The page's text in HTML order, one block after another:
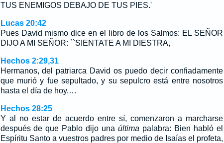
TUS ENEMIGOS DEBAJO DE TUS PIES.'
Lucas 20:42
Pues David mismo dice en el libro de los Salmos: EL SEÑOR
DIJO A MI SEÑOR: ``SIENTATE A MI DIESTRA,
Hechos 2:29,31
Hermanos, del patriarca David os puedo decir confiadamente
que murió y fue sepultado, y su sepulcro está entre nosotros
hasta el día de hoy.…
Hechos 28:25
Y al no estar de acuerdo entre sí, comenzaron a marcharse
después de que Pablo dijo unaúltima palabra: Bien habló el
Espíritu Santo a vuestros padres por medio de Isaías el profeta,